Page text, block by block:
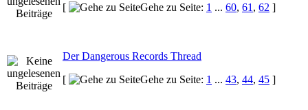
[
Gehe zu Seite: 1 ... 60, 61 , 62 ]
Der Dangerous Records Thread
[
Gehe zu Seite: 1 ... 43, 44, 45 ]